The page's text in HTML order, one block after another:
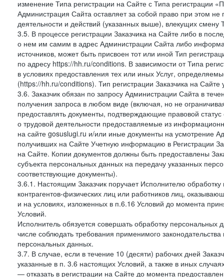
изменение Типа регистрации на Сайте с Типа регистрации
Администрация Сайта оставляет за собой право при этом не
деятельности и действий (указанных выше), влекущих смену
3.5. В процессе регистрации Заказчика на Сайте либо в
о нем им самим в адрес Администрации Сайта либо
источников, может быть присвоен тот или иной Тип
по адресу https://hh.ru/conditions. В зависимости от Типа
в условиях предоставления тех или иных Услуг,
(https://hh.ru/conditions). Тип регистрации Заказчика на
3.6. Заказчик обязан по запросу Администрации Сайта в
получения запроса в любом виде (включая, но не
предоставлять документы, подтверждающие правовой
о трудовой деятельности предоставляемые из
на сайте gosuslugi.ru и/или иные документы на усмотрение
получивших на Сайте Учетную информацию в Регистрации
на Сайте. Копии документов должны быть предоставлены
субъекта персональных данных на передачу указанных
соответствующие документы).
3.6.1. Настоящим Заказчик поручает Исполнителю
контрагентов-физических лиц или работников лиц,
и на условиях, изложенных в п.6.16 Условий до момента
Условий.
Исполнитель обязуется совершать обработку
числе соблюдать требования применимого
персональных данных.
3.7. В случае, если в течение 10 (десяти) рабочих дней
указанные в п. 3.6 настоящих Условий, а также в иных
— отказать в регистрации на Сайте до момента